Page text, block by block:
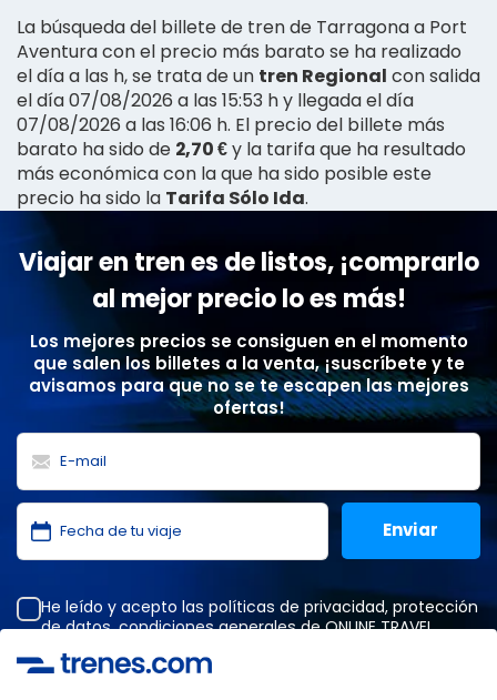
La búsqueda del billete de tren de Tarragona a Port
Aventura con el precio más barato se ha realizado
el día a las h, se trata de un tren Regional con salida
el día 07/08/2026 a las 15:53 h y llegada el día
07/08/2026 a las 16:06 h. El precio del billete más
barato ha sido de 2,70 €y la tarifa que ha resultado
más económica con la que ha sido posible este
precio ha sido la Tarifa Sólo Ida.
Viajar en tren es de listos, ¡comprarlo
al mejor precio lo es más!
Los mejores precios se consiguen en el momento
que salen los billetes a la venta, ¡suscríbete y te
avisamos para que no se te escapen las mejores
ofertas!
He leído y acepto las políticas de privacidad, protección
de datos,condiciones generalesde ONLINE TRAVEL